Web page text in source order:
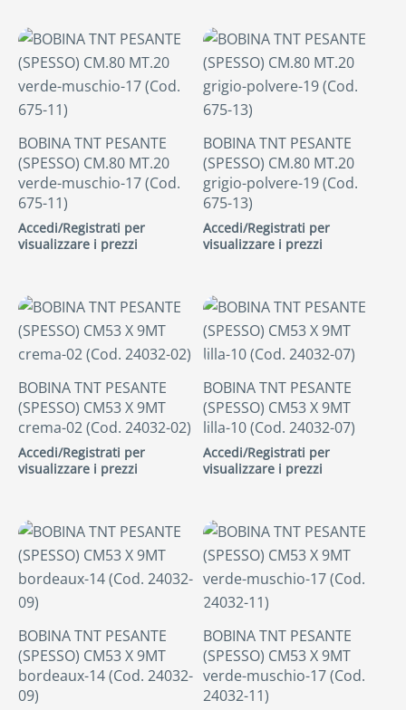
BOBINA TNT PESANTE
(SPESSO) CM.80 MT.20
verde-muschio-17 (Cod.
675-11)
Accedi/Registrati per
visualizzare i prezzi
BOBINA TNT PESANTE
(SPESSO) CM.80 MT.20
grigio-polvere-19 (Cod.
675-13)
Accedi/Registrati per
visualizzare i prezzi
BOBINA TNT PESANTE
(SPESSO) CM53 X 9MT
crema-02 (Cod. 24032-02)
Accedi/Registrati per
visualizzare i prezzi
BOBINA TNT PESANTE
(SPESSO) CM53 X 9MT
lilla-10 (Cod. 24032-07)
Accedi/Registrati per
visualizzare i prezzi
BOBINA TNT PESANTE
(SPESSO) CM53 X 9MT
bordeaux-14 (Cod. 24032-
09)
BOBINA TNT PESANTE
(SPESSO) CM53 X 9MT
verde-muschio-17 (Cod.
24032-11)